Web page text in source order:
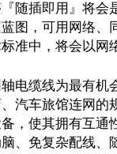
随插即用』将会
图，可用网络、
准中，将会以网
电缆线为最有机
汽车旅馆连网的
，使其拥有互通
、免复杂配线、